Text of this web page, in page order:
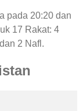
pada 20:20 dan
17 Rakat: 4
2 Nafl.